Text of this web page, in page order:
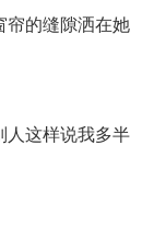
的缝隙洒在她
这样说我多半